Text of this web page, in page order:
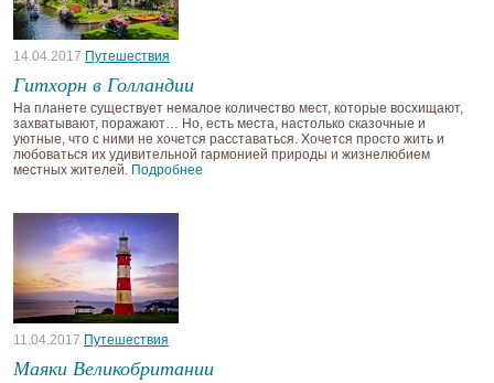
14.04.2017 Путешествия
Гитхорн в Голландии
На планете существует немалое количество мест, которые восхищают,
захватывают, поражают… Но, есть места, настолько сказочные и
уютные, что с ними не хочется расставаться. Хочется просто жить и
любоваться их удивительной гармонией природы и жизнелюбием
местных жителей. Подробнее
11.04.2017 Путешествия
Маяки Великобритании